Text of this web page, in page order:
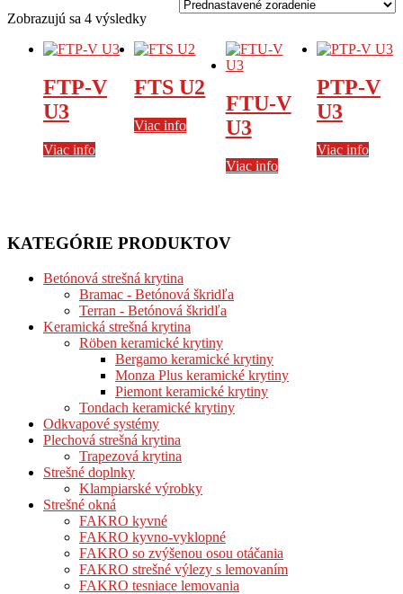
Zobrazujú sa 4 výsledky
FTP-V
U3
Viac info
FTS U2
Viac info
FTU-V
U3
Viac info
PTP-V
U3
Viac info
KATEGÓRIE PRODUKTOV
Betónová strešná krytina
Bramac - Betónová škridľa
Terran - Betónová škridľa
Keramická strešná krytina
Röben keramické krytiny
Bergamo keramické krytiny
Monza Plus keramické krytiny
Piemont keramické krytiny
Tondach keramické krytiny
Odkvapové systémy
Plechová strešná krytina
Trapezová krytina
Strešné doplnky
Klampiarské výrobky
Strešné okná
FAKRO kyvné
FAKRO kyvno-vyklopné
FAKRO so zvýšenou osou otáčania
FAKRO strešné výlezy s lemovaním
FAKRO tesniace lemovania